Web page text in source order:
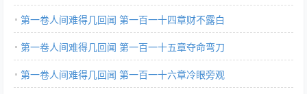
第一卷人间难得几回闻 第一百一十四章财不露白
第一卷人间难得几回闻 第一百一十五章夺命弯刀
第一卷人间难得几回闻 第一百一十六章冷眼旁观